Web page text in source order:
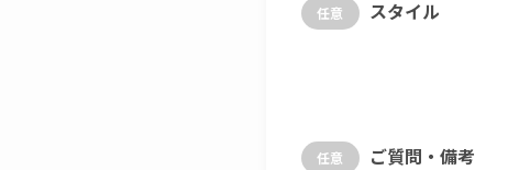
任意 スタイル
任意 ご質問・備考